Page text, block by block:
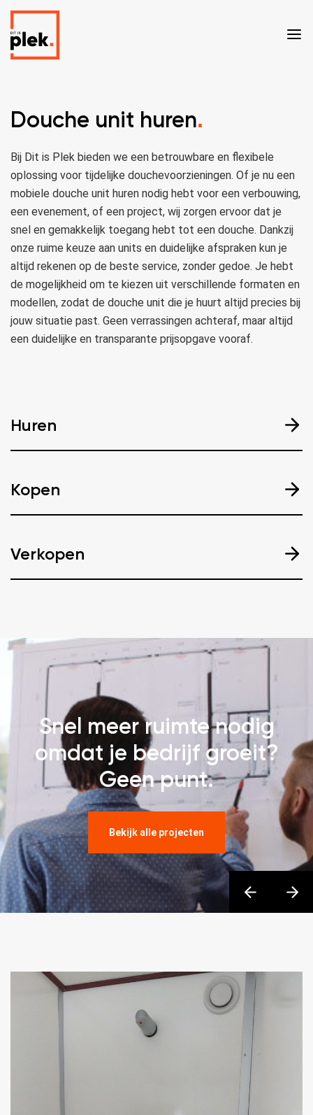
Douche unit huren.
Bij Dit is Plek bieden we een betrouwbare en flexibele
oplossing voor tijdelijke douchevoorzieningen. Of je nu een
mobiele douche unit huren nodig hebt voor een verbouwing,
een evenement, of een project, wij zorgen ervoor dat je
snel en gemakkelijk toegang hebt tot een douche. Dankzij
onze ruime keuze aan units en duidelijke afspraken kun je
altijd rekenen op de beste service, zonder gedoe. Je hebt
de mogelijkheid om te kiezen uit verschillende formaten en
modellen, zodat de douche unit die je huurt altijd precies bij
jouw situatie past. Geen verrassingen achteraf, maar altijd
een duidelijke en transparante prijsopgave vooraf.
Huren
Kopen
Verkopen
Snel meer ruimte nodig
omdat je bedrijf groeit?
Geen punt.
Bekijk alle projecten